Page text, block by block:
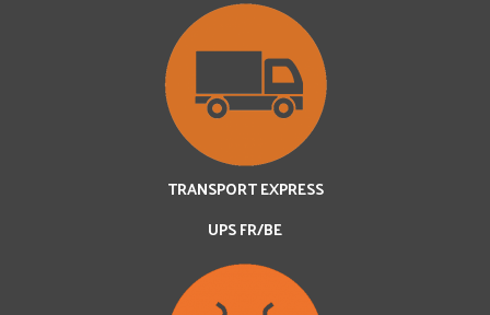
TRANSPORT EXPRESS
UPS FR/BE